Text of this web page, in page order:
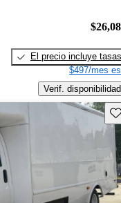
El precio incluye tasas
$497/mes
Verif. disponibilidad